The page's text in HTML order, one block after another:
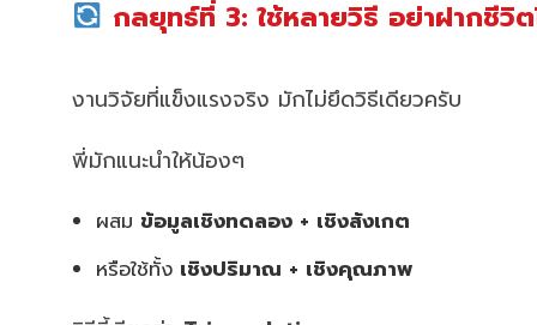
กลยุทธ์ที่ 3: ใช้หลายวิธี อย่าฝากชีวิ
งานวิจัยที่แข็งแรงจริง มักไม่ยึดวิธีเดียวครับ
พี่มักแนะนำให้น้องๆ
ผสม ข้อมูลเชิงทดลอง + เชิงสังเกต
หรือใช้ทั้ง เชิงปริมาณ + เชิงคุณภาพ